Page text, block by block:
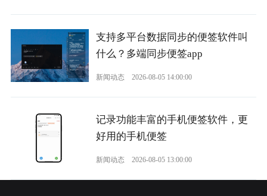
支持多平台数据同步的便签软件叫
什么？多端同步便签app
新闻动态 2026-08-05 14:00:00
记录功能丰富的手机便签软件，更
好用的手机便签
新闻动态 2026-08-05 13:00:00